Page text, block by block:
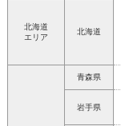
北海道
エリア
北海道
青森県
岩手県